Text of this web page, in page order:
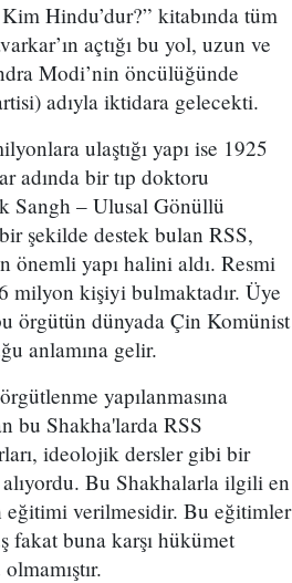
Hindu’dur?” kitabında tüm
açtığı bu yol, uzun ve
Modi’nin öncülüğünde
adıyla iktidara gelecekti.
ulaştığı yapı ise 1925
adında bir tıp doktoru
Sangh – Ulusal Gönüllü
şekilde destek bulan RSS,
yapı halini aldı. Resmi
milyon kişiyi bulmaktadır. Üye
örgütün dünyada Çin Komünist
anlamına gelir.
yapılanmasına
bu Shakha'larda RSS
ideolojik dersler gibi bir
Bu Shakhalarla ilgili en
verilmesidir. Bu eğitimler
fakat buna karşı hükümet